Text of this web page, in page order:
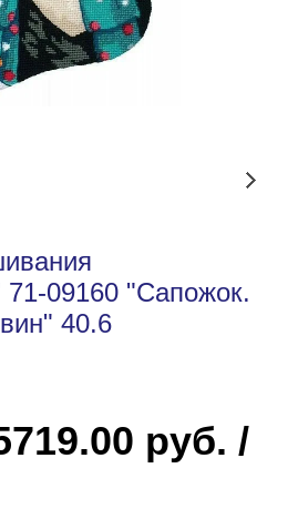
09160 "Сапожок.
40.6
руб. /